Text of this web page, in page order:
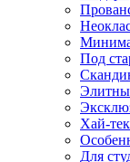
Под
Хай-тек
Для